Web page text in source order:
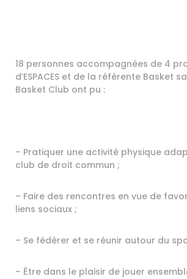
18 personnes accompagnées de 4
d’ESPACES et de la référente Basket
Basket Club ont pu :
– Pratiquer une activité physique
club de droit commun ;
– Faire des rencontres en vue de
liens sociaux ;
– Se fédérer et se réunir autour du
– Être dans le plaisir de jouer